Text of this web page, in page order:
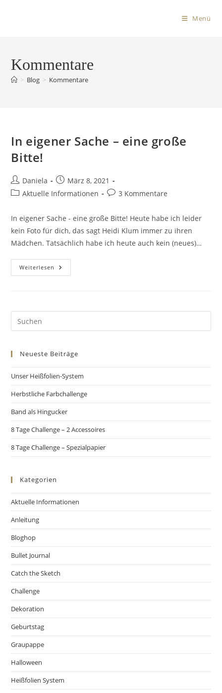
Menü
Kommentare
> Blog > Kommentare
In eigener Sache – eine große
Bitte!
Daniela
März 8, 2021
Aktuelle Informationen
3 Kommentare
In eigener Sache - eine große Bitte! Heute habe ich leider
kein Foto für dich, das sagt Heidi Klum immer zu ihren
Mädchen. Tatsächlich habe ich heute auch kein (neues)…
Weiterlesen
Neueste Beiträge
Unser Heißfolien-System
Herbstliche Farbchallenge
Band als Hingucker
8 Tage Challenge – 2 Accessoires
8 Tage Challenge – Spezialpapier
Kategorien
Aktuelle Informationen
Anleitung
Bloghop
Bullet Journal
Catch the Sketch
Challenge
Dekoration
Geburtstag
Graupappe
Halloween
Heißfolien System